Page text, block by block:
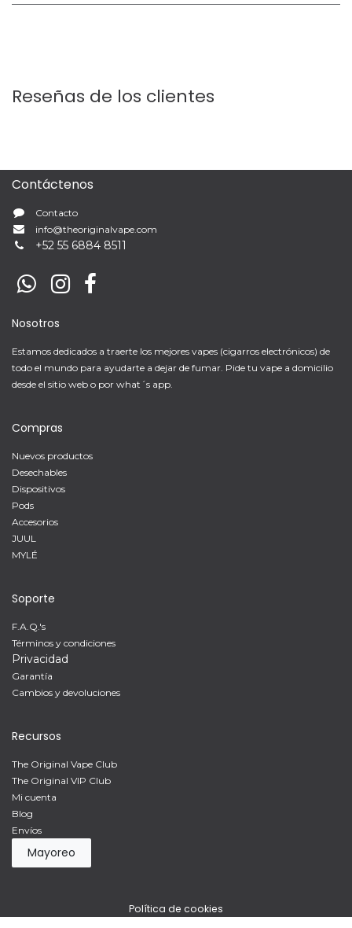
Reseñas de los clientes
Contáctenos
Contacto
info@theoriginalvape.com
+52 55 6884 8511
Nosotros
Estamos dedicados a traerte los mejores vapes (cigarros electrónicos) de
todo el mundo para ayudarte a dejar de fumar. Pide tu vape a domicilio
desde el sitio web o por what´s app.
Compras
Nuevos productos
Desechables
Dispositivos
Pods
Accesorios
JUUL
MYLÉ
Soporte
F.A.Q.'s
Términos y condiciones
Privacidad
Garantía
Cambios y devoluciones
Recursos
The Original Vape Club
The Original VIP Club
Mi cuenta
Blog
Envíos
Mayoreo
Política de cookies